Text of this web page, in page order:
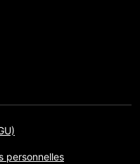
personnelles